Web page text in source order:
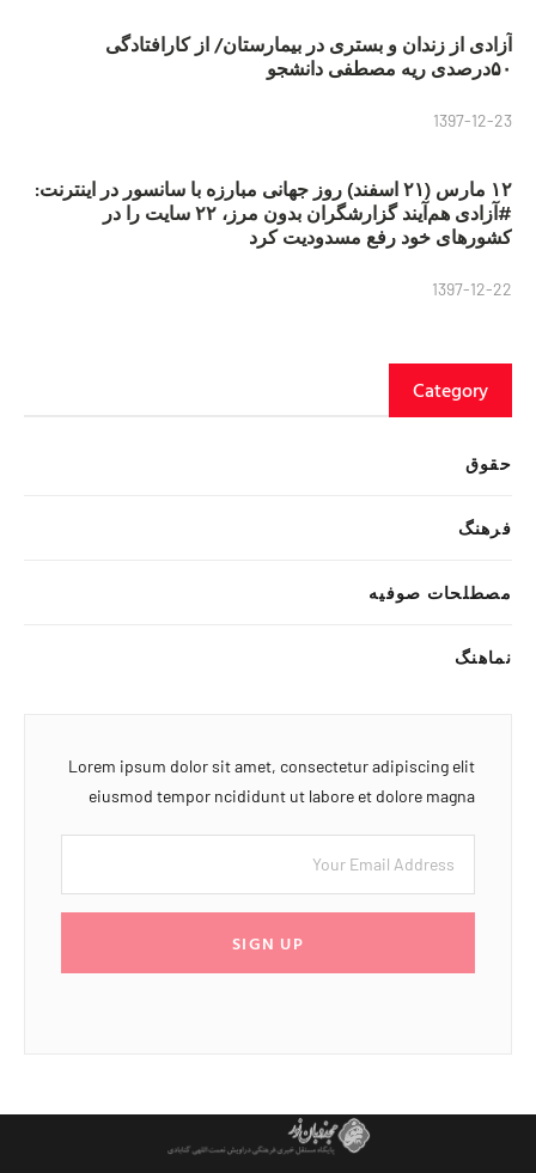
آزادی از زندان و بستری در بیمارستان/ از کارافتادگی
۵۰درصدی ریه مصطفی دانشجو
1397-12-23
۱۲ مارس (۲۱ اسفند) روز جهانی مبارزه با سانسور در اینترنت:
#آزادی هم‌آیند گزارشگران‌ بدون مرز، ۲۲ سایت را در
کشورهای خود رفع مسدودیت کرد
1397-12-22
Category
حقوق
فرهنگ
مصطلحات صوفیه
نماهنگ
Lorem ipsum dolor sit amet, consectetur adipiscing elit
eiusmod tempor ncididunt ut labore et dolore magna
SIGN UP